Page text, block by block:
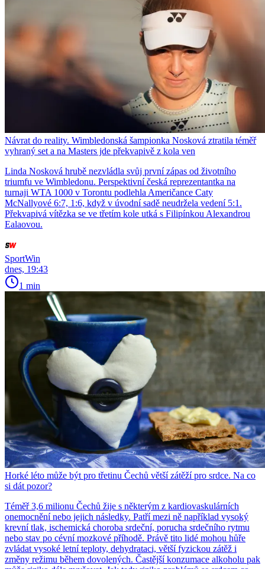
Návrat do reality. Wimbledonská šampionka Nosková ztratila téměř
vyhraný set a na Masters jde překvapivě z kola ven
Linda Nosková hrubě nezvládla svůj první zápas od životního
triumfu ve Wimbledonu. Perspektivní česká reprezentantka na
turnaji WTA 1000 v Torontu podlehla Američance Caty
McNallyové 6:7, 1:6, když v úvodní sadě neudržela vedení 5:1.
Překvapivá vítězka se ve třetím kole utká s Filipínkou Alexandrou
Ealaovou.
SportWin
dnes, 19:43
1 min
Horké léto může být pro třetinu Čechů větší zátěží pro srdce. Na co
si dát pozor?
Téměř 3,6 milionu Čechů žije s některým z kardiovaskulárních
onemocnění nebo jejich následky. Patří mezi ně například vysoký
krevní tlak, ischemická choroba srdeční, porucha srdečního rytmu
nebo stav po cévní mozkové příhodě. Právě tito lidé mohou hůře
zvládat vysoké letní teploty, dehydrataci, větší fyzickou zátěž i
změny režimu během dovolených. Častější konzumace alkoholu pak